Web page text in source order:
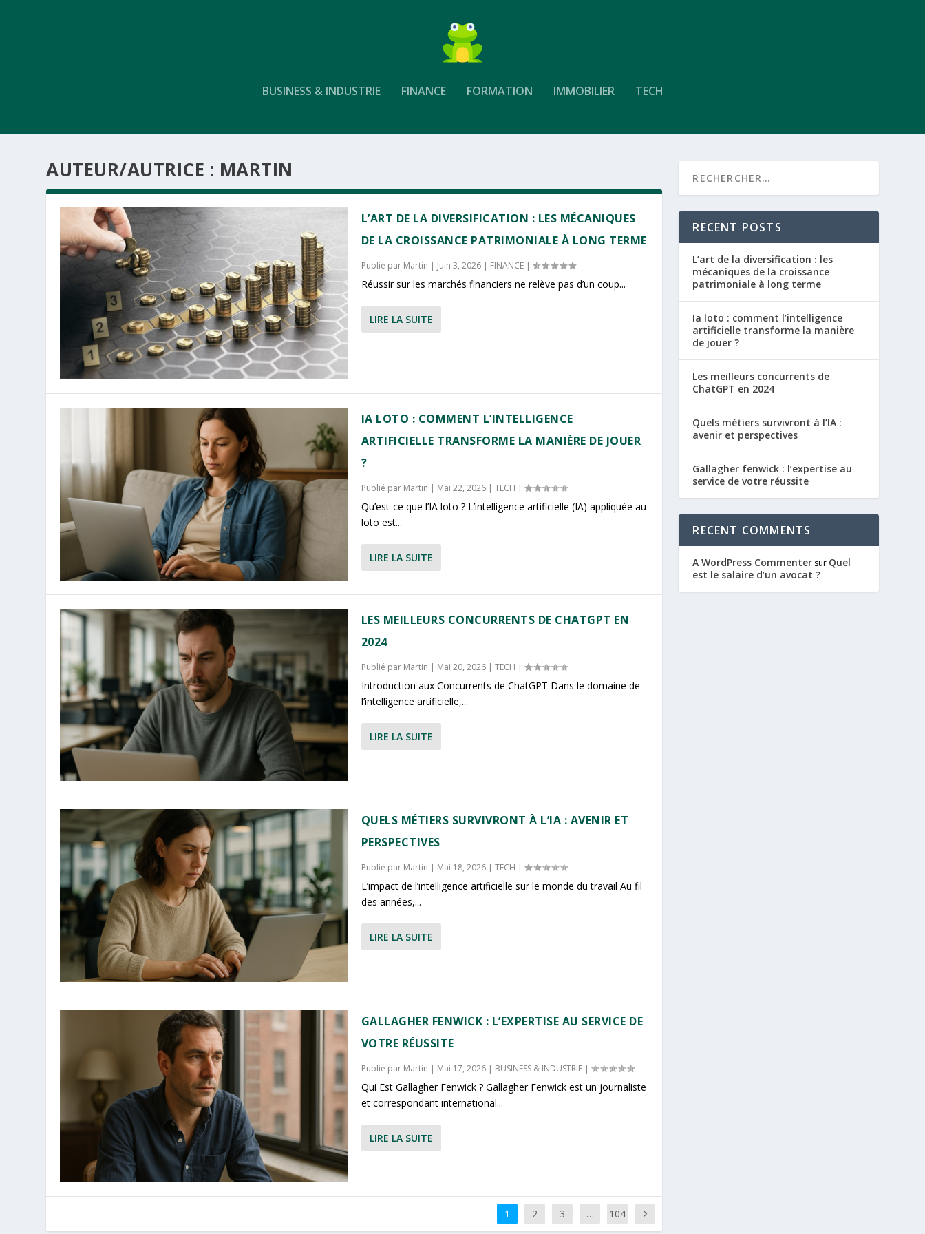
BUSINESS & INDUSTRIE FINANCE FORMATION IMMOBILIER TECH
AUTEUR/AUTRICE : MARTIN
L’ART DE LA DIVERSIFICATION : LES MÉCANIQUES
DE LA CROISSANCE PATRIMONIALE À LONG TERME
Publié par Martin | Juin 3, 2026| FINANCE|
Réussir sur les marchés financiers ne relève pas d’un coup...
LIRE LA SUITE
IA LOTO : COMMENT L’INTELLIGENCE
ARTIFICIELLE TRANSFORME LA MANIÈRE DE JOUER
?
Publié par Martin | Mai 22, 2026| TECH |
Qu’est-ce que l’IA loto ? L’intelligence artificielle (IA) appliquée au
loto est...
LIRE LA SUITE
LES MEILLEURS CONCURRENTS DE CHATGPT EN
2024
Publié par Martin | Mai 20, 2026| TECH |
Introduction aux Concurrents de ChatGPT Dans le domaine de
l’intelligence artificielle,...
LIRE LA SUITE
QUELS MÉTIERS SURVIVRONT À L’IA : AVENIR ET
PERSPECTIVES
Publié par Martin | Mai 18, 2026| TECH |
L’impact de l’intelligence artificielle sur le monde du travail Au fil
des années,...
LIRE LA SUITE
GALLAGHER FENWICK : L’EXPERTISE AU SERVICE DE
VOTRE RÉUSSITE
Publié par Martin | Mai 17, 2026| BUSINESS & INDUSTRIE|
Qui Est Gallagher Fenwick ? Gallagher Fenwick est un journaliste
et correspondant international...
LIRE LA SUITE
1 2 3 … 104
RECENT POSTS
L’art de la diversification : les
mécaniques de la croissance
patrimoniale à long terme
Ia loto : comment l’intelligence
artificielle transforme la manière
de jouer ?
Les meilleurs concurrents de
ChatGPT en 2024
Quels métiers survivront à l’IA :
avenir et perspectives
Gallagher fenwick : l’expertise au
service de votre réussite
RECENT COMMENTS
A WordPress Commenter sur Quel
est le salaire d’un avocat ?